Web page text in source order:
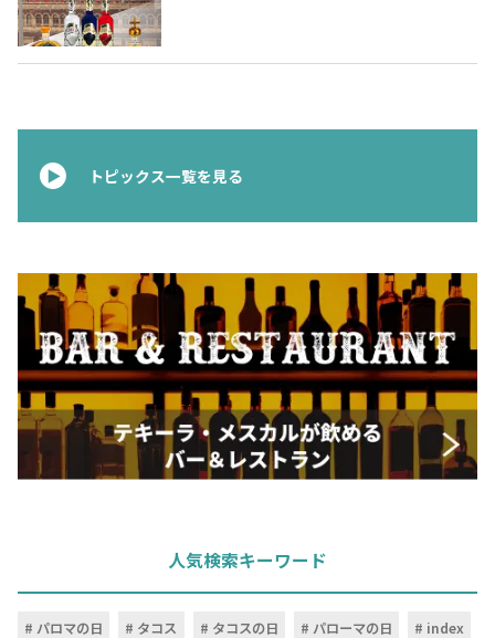
トピックス一覧を見る
人気検索キーワード
パロマの日 タコス タコスの日 パローマの日
index